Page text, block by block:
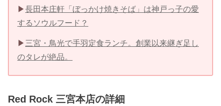
▶︎長田本庄軒「ぼっかけ焼きそば」は神戸っ子の愛
するソウルフード？
▶︎ 三宮・鳥光で手羽定食ランチ。創業以来継ぎ足し
のタレが絶品。
Red Rock 三宮本店の詳細